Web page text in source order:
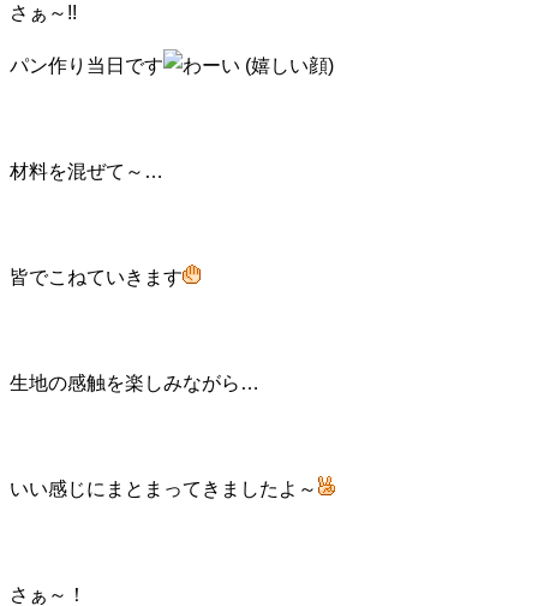
さぁ～!!
パン作り当日です
材料を混ぜて～…
皆でこねていきます
生地の感触を楽しみながら…
いい感じにまとまってきましたよ～
さぁ～！